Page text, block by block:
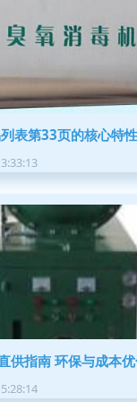
表第33页的核心特
供指南 环保与成本